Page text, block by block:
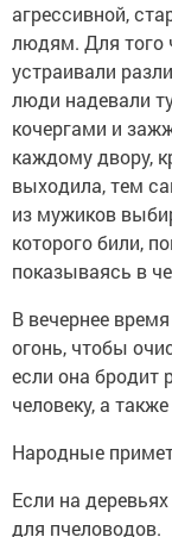
агрессивной,
людям. Для того
устраивали
люди надевали
кочергами и
каждому двору,
выходила, тем
из мужиков
которого били,
показываясь в
В вечернее
огонь, чтобы
если она бродит
человеку, а
Народные
Если на
для пчеловодов.